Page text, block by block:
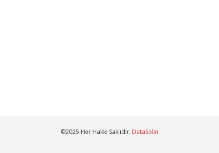
©2025 Her Hakkı Saklıdır. DataSolin